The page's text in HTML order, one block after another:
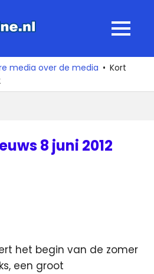
MENU
media over de media
Kort
8 juni 2012
het begin van de zomer
een groot